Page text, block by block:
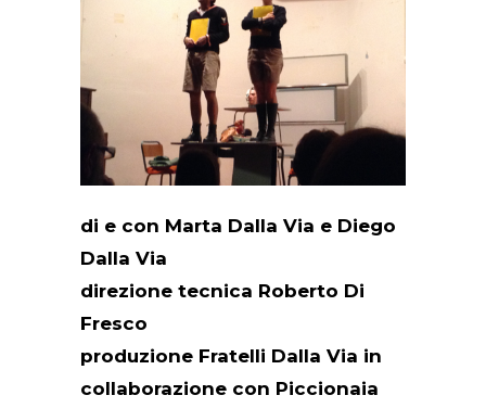
di e con Marta Dalla Via e Diego
Dalla Via
direzione tecnica Roberto Di
Fresco
produzione Fratelli Dalla Via in
collaborazione con Piccionaia